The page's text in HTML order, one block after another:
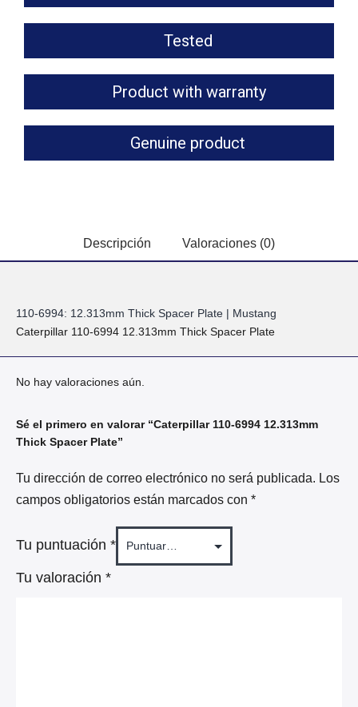
Tested
Product with warranty
Genuine product
Descripción Valoraciones (0)
110-6994: 12.313mm Thick Spacer Plate | Mustang
Caterpillar 110-6994 12.313mm Thick Spacer Plate
No hay valoraciones aún.
Sé el primero en valorar “Caterpillar 110-6994 12.313mm
Thick Spacer Plate”
Tu dirección de correo electrónico no será publicada. Los
campos obligatorios están marcados con *
Tu puntuación *
Tu valoración *